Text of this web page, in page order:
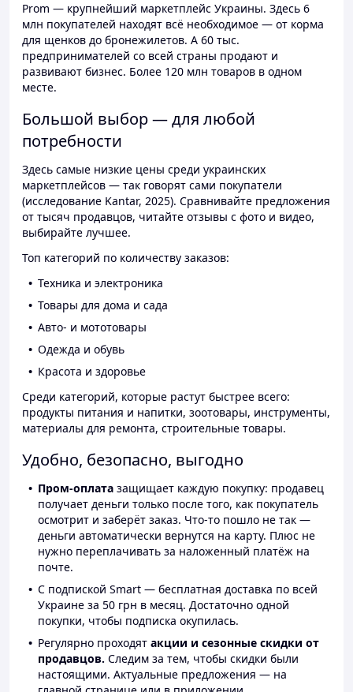
Prom — крупнейший маркетплейс Украины. Здесь 6
млн покупателей находят всё необходимое — от корма
для щенков до бронежилетов. А 60 тыс.
предпринимателей со всей страны продают и
развивают бизнес. Более 120 млн товаров в одном
месте.
Большой выбор — для любой
потребности
Здесь самые низкие цены среди украинских
маркетплейсов — так говорят сами покупатели
(исследование Kantar, 2025). Сравнивайте предложения
от тысяч продавцов, читайте отзывы с фото и видео,
выбирайте лучшее.
Топ категорий по количеству заказов:
Техника и электроника
Товары для дома и сада
Авто- и мототовары
Одежда и обувь
Красота и здоровье
Среди категорий, которые растут быстрее всего:
продукты питания и напитки, зоотовары, инструменты,
материалы для ремонта, строительные товары.
Удобно, безопасно, выгодно
Пром-оплата защищает каждую покупку: продавец
получает деньги только после того, как покупатель
осмотрит и заберёт заказ. Что-то пошло не так —
деньги автоматически вернутся на карту. Плюс не
нужно переплачивать за наложенный платёж на
почте.
С подпиской Smart — бесплатная доставка по всей
Украине за 50 грн в месяц. Достаточно одной
покупки, чтобы подписка окупилась.
Регулярно проходят акции и сезонные скидки от
продавцов. Следим за тем, чтобы скидки были
настоящими. Актуальные предложения — на